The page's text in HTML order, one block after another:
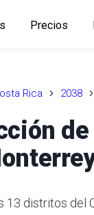
Precios
Rica 2038
distritos del